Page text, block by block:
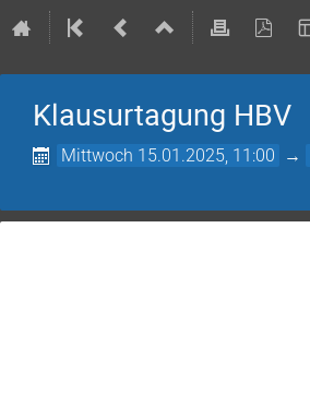
Klausurtagung HBV
Mittwoch 15.01.2025, 11:00 →